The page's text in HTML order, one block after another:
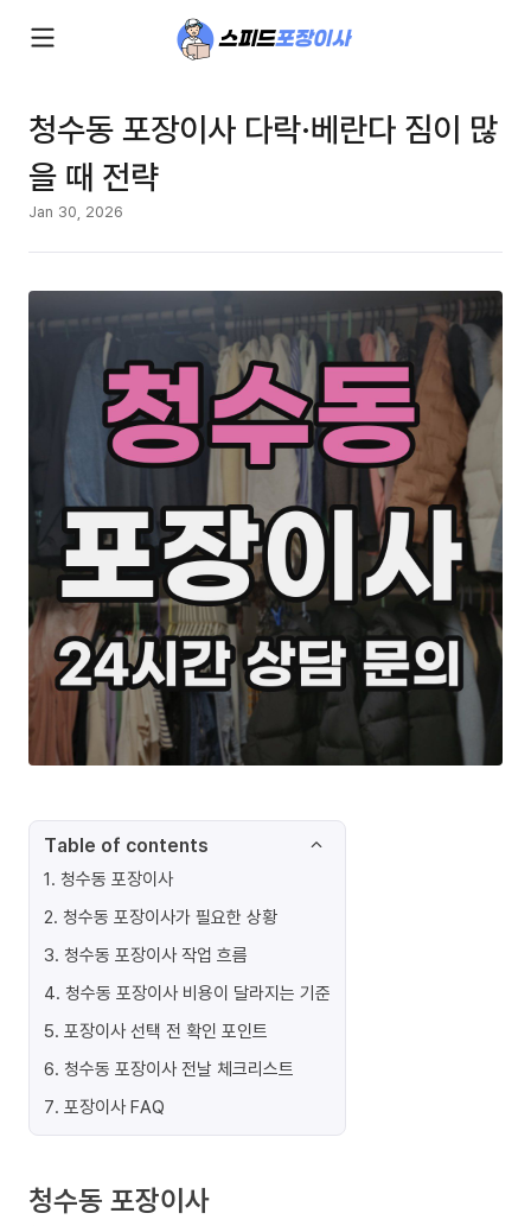
청수동 포장이사 다락·베란다 짐이 많
을 때 전략
Jan 30, 2026
Table of contents
1. 청수동 포장이사
2. 청수동 포장이사가 필요한 상황
3. 청수동 포장이사 작업 흐름
4. 청수동 포장이사 비용이 달라지는 기준
5. 포장이사 선택 전 확인 포인트
6. 청수동 포장이사 전날 체크리스트
7. 포장이사 FAQ
청수동 포장이사